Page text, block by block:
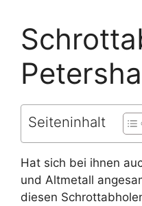
Seiteninhalt
Hat sich bei ihnen
und Altmetall
diesen